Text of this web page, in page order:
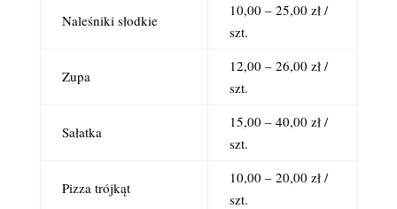
Naleśniki słodkie
10,00 – 25,00 zł /
szt.
Zupa
12,00 – 26,00 zł /
szt.
Sałatka
15,00 – 40,00 zł /
szt.
Pizza trójkąt
10,00 – 20,00 zł /
szt.